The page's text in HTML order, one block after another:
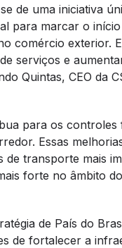
de uma iniciativa
para marcar o
comércio exterior.
serviços e
Quintas, CEO da
para os controles
Essas
de transporte mais
forte no âmbito
de País do
de fortalecer a